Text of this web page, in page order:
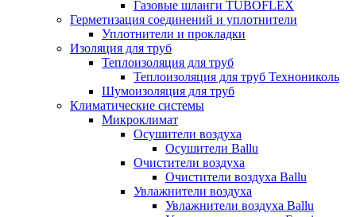
Газовые шланги TUBOFLEX
Герметизация соединений и уплотнители
Уплотнители и прокладки
Изоляция для труб
Теплоизоляция для труб
Теплоизоляция для труб Технониколь
Шумоизоляция для труб
Климатические системы
Микроклимат
Осушители воздуха
Осушители Ballu
Очистители воздуха
Очистители воздуха Ballu
Увлажнители воздуха
Увлажнители воздуха Ballu